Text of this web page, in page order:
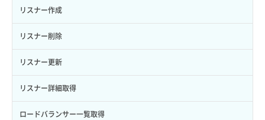
サーバーメタデータ更新（ネームタグ変更）
サーバー一覧取得
サーバー作成
サーバー再構築（OS再インストール）
サーバー利用状況グラフ（CPU）
ネットワーク削除（ローカルネットワーク用）
ネットワーク詳細取得
ポート一覧取得
ポート作成（ローカルネットワーク用）
ポート作成（追加IP用）
リスナー作成
リスナー削除
リスナー更新
リスナー詳細取得
ロードバランサー一覧取得